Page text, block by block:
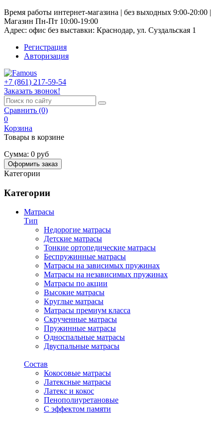
Время работы интернет-магазина | без выходных 9:00-20:00 |
Магазин Пн-Пт 10:00-19:00
Адрес: офис без выставки: Краснодар, ул. Суздальская 1
Регистрация
Авторизация
+7 (861) 217-59-54
Заказать звонок!
Сравнить (0)
0
Корзина
Товары в корзине
Сумма: 0 руб
Оформить заказ
Категории
Категории
Матрасы
Тип
Недорогие матрасы
Детские матрасы
Тонкие ортопедические матрасы
Беспружинные матрасы
Матрасы на зависимых пружинах
Матрасы на независимых пружинах
Матрасы по акции
Высокие матрасы
Круглые матрасы
Матрасы премиум класса
Скрученные матрасы
Пружинные матрасы
Односпальные матрасы
Двуспальные матрасы
Состав
Кокосовые матрасы
Латексные матрасы
Латекс и кокос
Пенополиуретановые
С эффектом памяти